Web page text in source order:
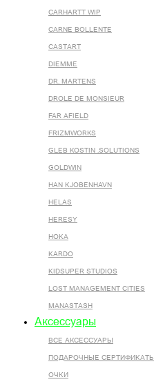
CARHARTT WIP
CARNE BOLLENTE
CASTART
DIEMME
DR. MARTENS
DROLE DE MONSIEUR
FAR AFIELD
FRIZMWORKS
GLEB KOSTIN .SOLUTIONS
GOLDWIN
HAN KJOBENHAVN
HELAS
HERESY
HOKA
KARDO
KIDSUPER STUDIOS
LOST MANAGEMENT CITIES
MANASTASH
Аксессуары
ВСЕ AКСЕССУАРЫ
ПОДАРОЧНЫЕ СЕРТИФИКАТЫ
ОЧКИ